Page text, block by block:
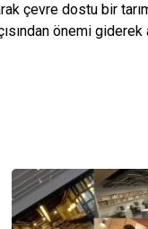
çevre dostu bir
önemi giderek